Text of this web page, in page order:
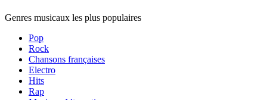
Genres musicaux les plus populaires
Pop
Rock
Chansons françaises
Electro
Hits
Rap